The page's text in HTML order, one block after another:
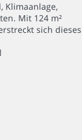
Klimaanlage,
Mit 124 m²
sich dieses